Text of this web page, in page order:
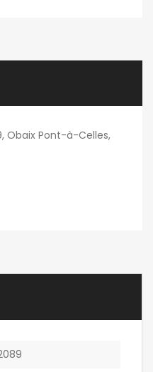
Obaix Pont-à-Celles,